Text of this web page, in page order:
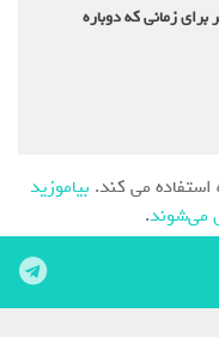
زمانی که دوباره
می کند. بیاموزید
می‌شوند.